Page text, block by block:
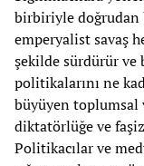
birbiriyle doğrudan
emperyalist savaş
şekilde sürdürür ve
politikalarını ne
büyüyen toplumsal
diktatörlüğe ve
Politikacılar ve